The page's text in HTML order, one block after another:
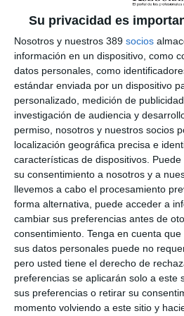
Su privacidad es
Nosotros y nuestros 389 socios
información en un dispositivo, como
datos personales, como
estándar enviada por un dispositivo
personalizado, medición de
investigación de audiencia y
permiso, nosotros y nuestros socios
localización geográfica precisa e
características de dispositivos.
su consentimiento a nosotros y a
llevemos a cabo el procesamiento
forma alternativa, puede acceder a
cambiar sus preferencias antes de
consentimiento. Tenga en cuenta
sus datos personales puede no
pero usted tiene el derecho de
preferencias se aplicarán solo a este
sus preferencias o retirar su
momento volviendo a este sitio y
que esto redunde en una mejora en
los ciudadanos.
Se añade en la nota explicativa, sin
esta iniciativa se permitirá acceder a
importantes a una parte destacada
manera conseguir "acelerar
digitalización
de los procesos para
avances en digitalización de las
apunta que todo ello "no solo
autónomos en el reto de la
ciudadanos en su relación diaria
La iniciativa se liga alprograma
centra en áreas como la transición
digital, la educación o la mejora en
con una dotación de 47.500 millones
España le corresponderían casi
Proyecto CIMA
Hay que recordar que CIMA tiene la
necesidad de contar con un único
garantice la calidad, estandarización